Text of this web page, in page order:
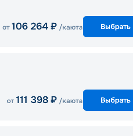
от 106 264 ₽ /каюта Выбрать
от 111 398 ₽ /каюта Выбрать